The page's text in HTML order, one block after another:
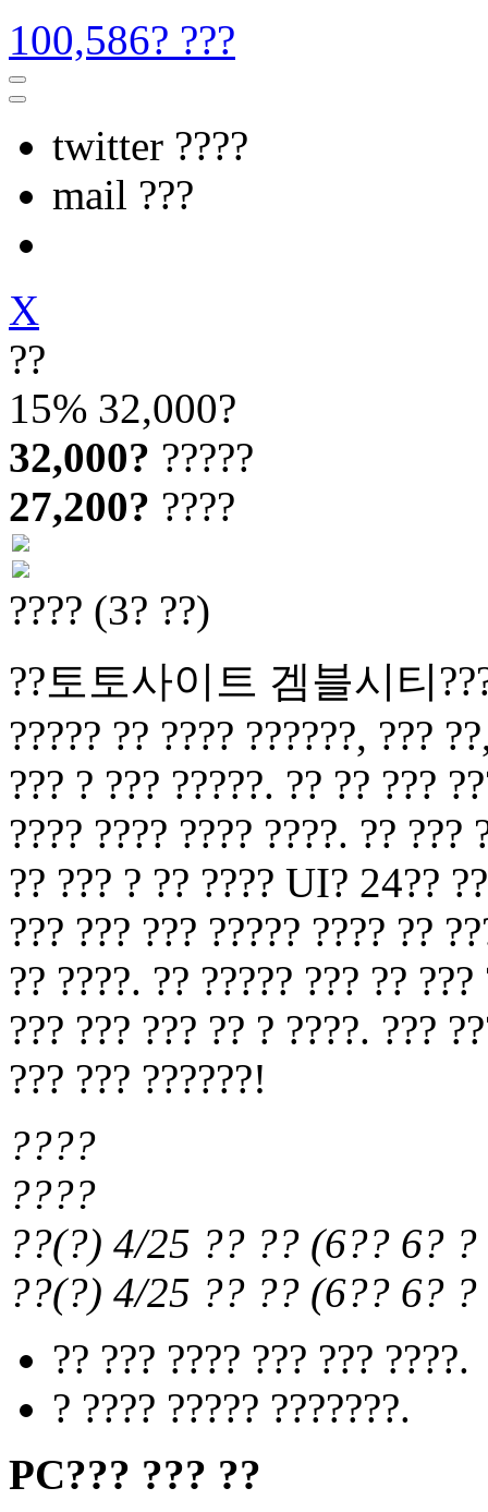
100,586? ???
twitter ????
mail ???
X
??
15% 32,000?
32,000? ?????
27,200? ????
???? (3? ??)
??토토사이트 겜블시티
????? ?? ???? ??????, ???
??? ? ??? ?????. ?? ?? ???
???? ???? ???? ????. ?? ???
?? ??? ? ?? ???? UI? 24??
??? ??? ??? ????? ???? ??
?? ????. ?? ????? ??? ??
??? ??? ??? ?? ? ????. ???
??? ??? ??????!
????
????
??(?) 4/25 ?? ?? (6?? 6?
??(?) 4/25 ?? ?? (6?? 6?
?? ??? ???? ??? ??? ????.
? ???? ????? ???????.
PC??? ??? ??